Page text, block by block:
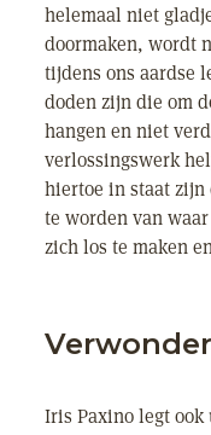
helemaal niet
doormaken, wordt
tijdens ons aardse
doden zijn die om
hangen en niet
verlossingswerk
hiertoe in staat zijn
te worden van
zich los te maken
Iris Paxino legt